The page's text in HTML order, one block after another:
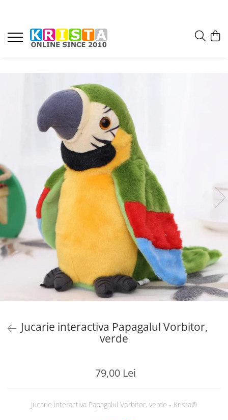
Jucarie interactiva Papagalul Vorbitor,
verde
79,00 Lei
Jucarie interactiva Papagalul Vorbitor, verde - Krista®